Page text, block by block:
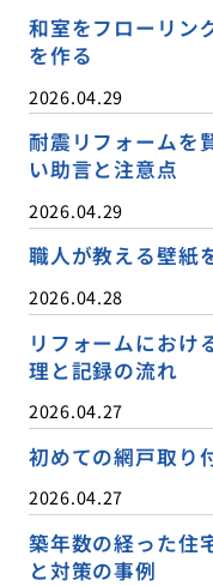
和室をフローリン
を作る
2026.04.29
耐震リフォームを
い助言と注意点
2026.04.29
職人が教える壁紙
2026.04.28
リフォームにおけ
理と記録の流れ
2026.04.27
初めての網戸取り
2026.04.27
築年数の経った住
と対策の事例